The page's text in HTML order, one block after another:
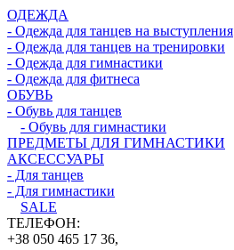
ОДЕЖДА
- Одежда для танцев на выступления
- Одежда для танцев на тренировки
- Одежда для гимнастики
- Одежда для фитнеса
ОБУВЬ
- Обувь для танцев
- Обувь для гимнастики
ПРЕДМЕТЫ ДЛЯ ГИМНАСТИКИ
АКСЕССУАРЫ
- Для танцев
- Для гимнастики
SALE
ТЕЛЕФОН:
+38 050 465 17 36,